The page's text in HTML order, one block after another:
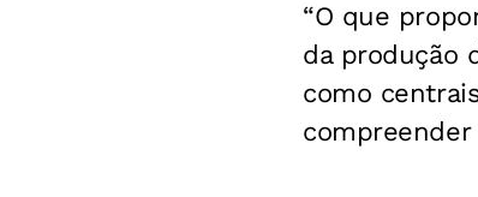
“O que
da produção
como
compreender